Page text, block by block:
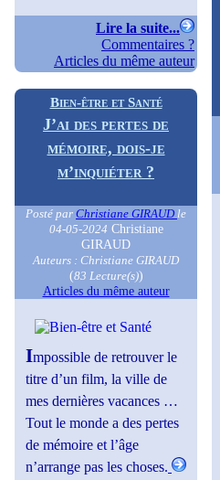
Lire la suite...
Commentaires ?
Articles du même auteur
Bien-être et Santé
J’ai des pertes de
mémoire, dois-je
m’inquiéter ?
Posté par Christiane GIRAUDle
04-05-2024 Christiane
GIRAUD
Auteurs : Christiane GIRAUD
(83 Lecture(s))
Articles du même auteur
Impossible de retrouver le
titre d’un film, la ville de
mes dernières vacances …
Tout le monde a des pertes
de mémoire et l’âge
n’arrange pas les choses.